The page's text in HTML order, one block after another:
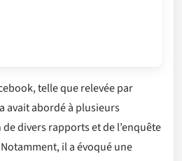
telle que relevée par
avait abordé à plusieurs
divers rapports et de l’enquête
il a évoqué une